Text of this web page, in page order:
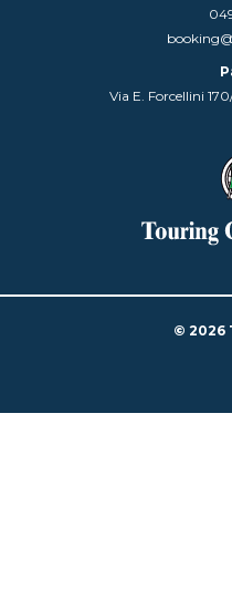
Via E. Forcellini
© 2026